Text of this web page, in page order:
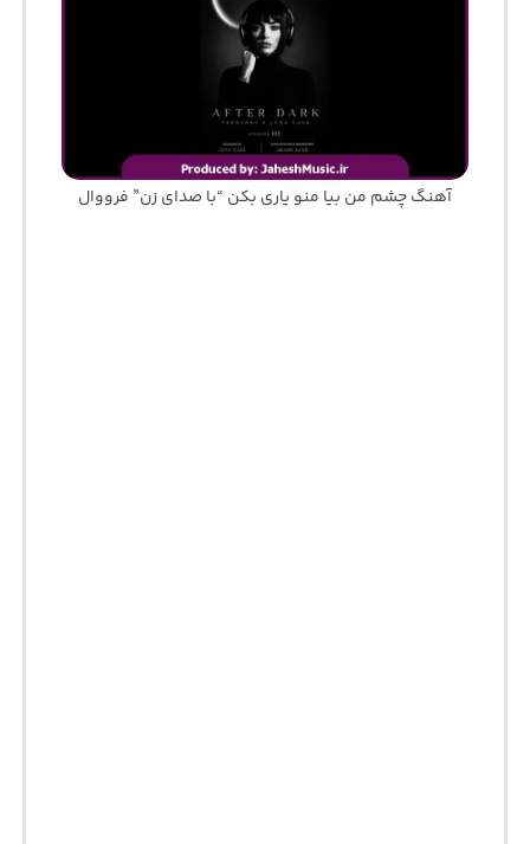
آهنگ چشم من بیا منو یاری بکن “با صدای زن” فرووال